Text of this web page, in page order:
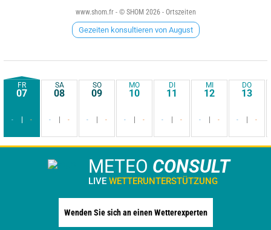
www.shom.fr - © SHOM 2026 - Ortszeiten
Gezeiten konsultieren von August
FR
07
- -
SA
08
- -
SO
09
- -
MO
10
- -
DI
11
- -
MI
12
- -
DO
13
- -
METEO CONSULT
LIVE WETTERUNTERSTÜTZUNG
Wenden Sie sich an einen Wetterexperten